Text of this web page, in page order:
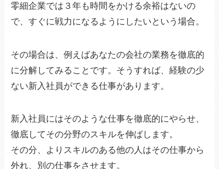
零細企業では３年も時間をかける余裕はないの
で、すぐに戦力になるようにしたいという場合。
その場合は、例えばあなたの会社の業務を徹底的
に分解してみることです。そうすれば、経験の少
ない新入社員ができる仕事があります。
新入社員にはそのような仕事を徹底的にやらせ、
徹底してその分野のスキルを伸ばします。
その分、よりスキルのある他の人はその仕事から
外れ、別の仕事をさせます。